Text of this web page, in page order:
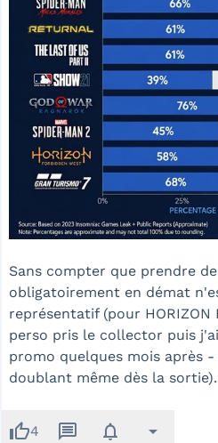
Sans compter que prendre
obligatoirement en démat
représentatif (pour HORIZON
perso pris le collector puis
promo quelques mois après
doublant même dès la sortie).
thumb_up4 message notifications arrow_drop_down